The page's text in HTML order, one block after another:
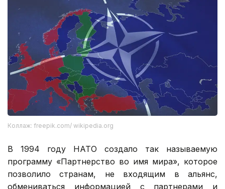
Коллаж: freepik.com/ wikipedia.org
В 1994 году НАТО создало так называемую
программу «Партнерство во имя мира», которое
позволило странам, не входящим в альянс,
обмениваться информацией с партнерами и